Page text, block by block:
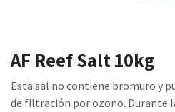
AF Reef Salt 10kg
Esta sal no contiene bromuro y
de filtración por ozono. Durante